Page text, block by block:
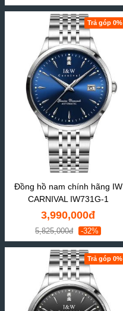
Trả góp 0%
Đồng hồ nam chính hãng IW
CARNIVAL IW731G-1
3,990,000đ
5,825,000đ -32%
Trả góp 0%